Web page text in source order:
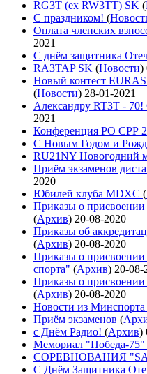
RG3T (ex RW3TT) SK (
С праздником! (
Оплата членских
2021
С днём защитника
RA3TAP SK (Новости)
Новый контест
(Новости) 28-01-2021
Александру RT3T -
2021
Конференция РО СРР
С Новым Годом и
RU21NY Новогодний
Приём экзаменов
2020
Юбилей клуба MDXC (
Приказы о присвоении
(Архив) 20-08-2020
Приказы об
(Архив) 20-08-2020
Приказы о присвоении
спорта" (Архив) 20-08-
Приказы о присвоении
(Архив) 20-08-2020
Новости из Минспорта
Приём экзаменов (
с Днём Радио! (Архив)
Мемориал "Победа-75"
СОРЕВНОВАНИЯ
С Днём Защитника